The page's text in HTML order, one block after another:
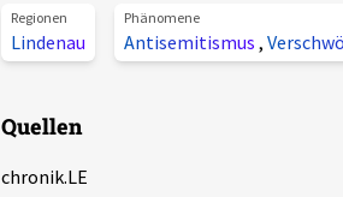
Regionen
Lindenau
Phänomene
Antisemitismus ,
Quellen
chronik.LE